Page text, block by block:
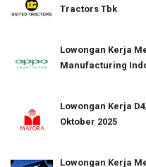
Tractors Tbk
Lowongan Kerja
Manufacturing
Lowongan Kerja
Oktober 2025
Lowongan Kerja